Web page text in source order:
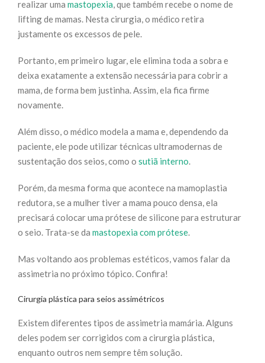
realizar uma mastopexia , que também recebe o nome de
lifting de mamas. Nesta cirurgia, o médico retira
justamente os excessos de pele.
Portanto, em primeiro lugar, ele elimina toda a sobra e
deixa exatamente a extensão necessária para cobrir a
mama, de forma bem justinha. Assim, ela fica firme
novamente.
Além disso, o médico modela a mama e, dependendo da
paciente, ele pode utilizar técnicas ultramodernas de
sustentação dos seios, como o sutiã interno
Porém, da mesma forma que acontece na mamoplastia
redutora, se a mulher tiver a mama pouco densa, ela
precisará colocar uma prótese de silicone para estruturar
o seio. Trata-se da mastopexia com prótese
Mas voltando aos problemas estéticos, vamos falar da
assimetria no próximo tópico. Confira!
Cirurgia plástica para seios assimétricos
Existem diferentes tipos de assimetria mamária. Alguns
deles podem ser corrigidos com a cirurgia plástica,
enquanto outros nem sempre têm solução.